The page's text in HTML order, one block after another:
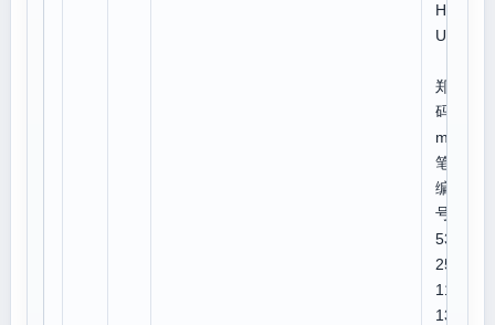
HH
UJ
郑
码:q
mve
笔顺
编
号:3
533
251
114
134